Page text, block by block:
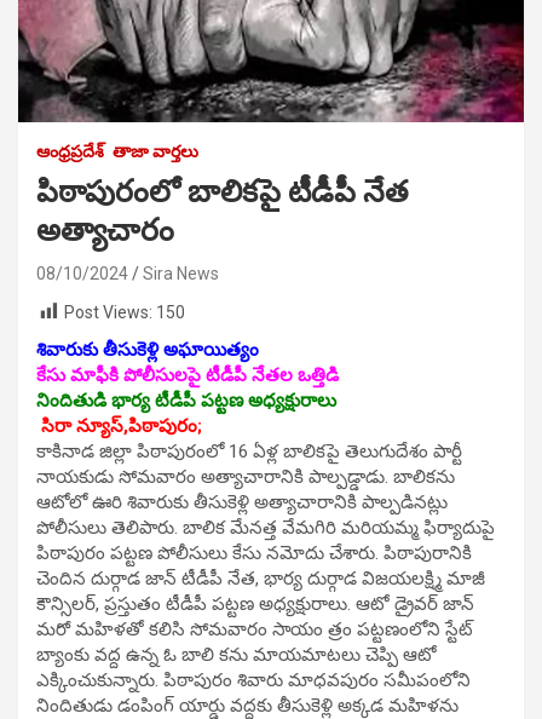
ఆంధ్రప్రదేశ్ తాజా వార్తలు
పిఠాపురంలో బాలికపై టీడీపీ నేత
అత్యాచారం
08/10/2024
Sira News
Post Views: 150
శివారుకు తీసుకెళ్లి అఘాయిత్యం
కేసు మాఫీకి పోలీసులపై టీడీపీ నేతల ఒత్తిడి
నిందితుడి భార్య టీడీపీ పట్టణ అధ్యక్షురాలు
సిరా న్యూస్,పిఠాపురం;
కాకినాడ జిల్లా పిఠాపురంలో 16 ఏళ్ల బాలికపై తెలుగుదేశం పార్టీ
నాయకుడు సోమవారం అత్యాచారానికి పాల్పడ్డాడు. బాలికను
ఆటోలో ఊరి శివారుకు తీసుకెళ్లి అత్యాచారానికి పాల్పడినట్లు
పోలీసులు తెలిపారు. బాలిక మేనత్త వేమగిరి మరియమ్మ ఫిర్యాదుపై
పిఠాపురం పట్టణ పోలీసులు కేసు నమోదు చేశారు. పిఠాపురానికి
చెందిన దుర్గాడ జాన్ టీడీపీ నేత, భార్య దుర్గాడ విజయలక్ష్మి మాజీ
కౌన్సిలర్, ప్రస్తుతం టీడీపీ పట్టణ అధ్యక్షురాలు. ఆటో డ్రైవర్ జాన్
మరో మహిళతో కలిసి సోమవారం సాయం త్రం పట్టణంలోని స్టేట్
బ్యాంకు వద్ద ఉన్న ఓ బాలి కను మాయమాటలు చెప్పి ఆటో
ఎక్కించుకున్నారు. పిఠాపురం శివారు మాధవపురం సమీపంలోని
నిందితుడు డంపింగ్ యార్డు వద్దకు తీసుకెళ్లి అక్కడ మహిళను